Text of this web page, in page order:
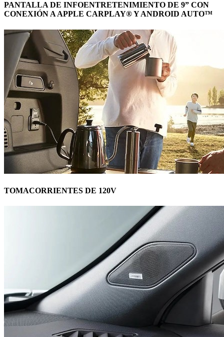
PANTALLA DE INFOENTRETENIMIENTO DE 9” CON
CONEXIÓN A APPLE CARPLAY® Y ANDROID AUTO™
TOMACORRIENTES DE 120V